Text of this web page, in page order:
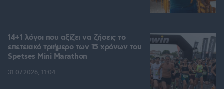
14+1 λόγοι που αξίζει να ζήσεις το
επετειακό τριήμερο των 15 χρόνων του
Spetses Mini Marathon
31.07.2026, 11:04